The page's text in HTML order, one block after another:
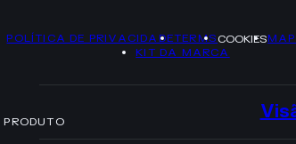
POLÍTICA DE PRIVACIDADETERMSCOOKIES
KIT DA MARCA
PRODUTO